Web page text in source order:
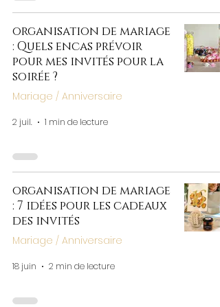
organisation de mariage
: Quels encas prévoir
pour mes invités pour la
soirée ?
Mariage / Anniversaire
2 juil. 1 min de lecture
organisation de mariage
: 7 idées pour les cadeaux
des invités
Mariage / Anniversaire
18 juin 2 min de lecture